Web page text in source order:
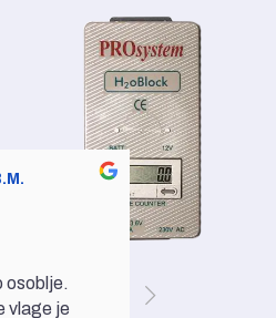
osoblje.
vlage je